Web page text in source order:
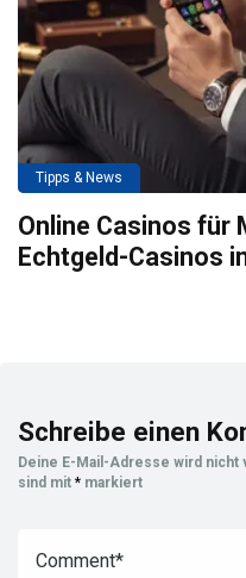
Tipps & News
Online Casinos für
Echtgeld-Casinos
Schreibe einen
Deine E-Mail-Adresse wird nicht
sind mit * markiert